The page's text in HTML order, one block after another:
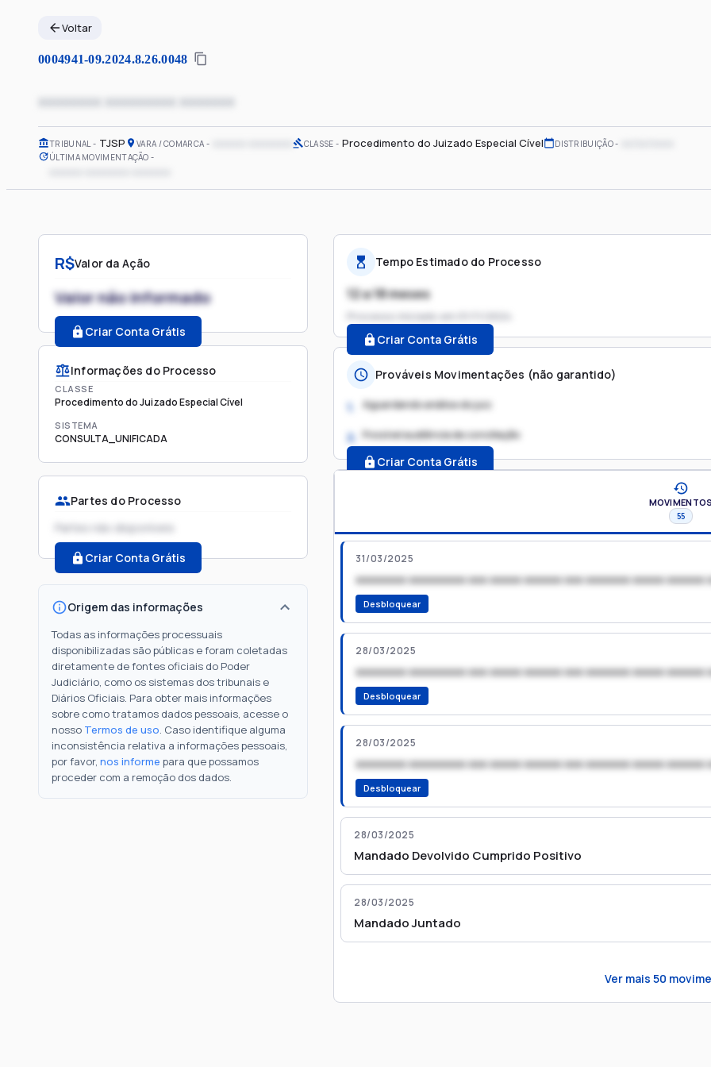
Voltar
0004941-09.2024.8.26.0048
xxxxxxxx xxxxxxxxx xxxxxxx
TRIBUNAL TJSP VARA / COMARCA CLASSE Procedimento do Juizado Especial Cível DISTRIBUIÇÃO
ÚLTIMA MOVIMENTAÇÃO
R$Valor da Ação
Valor não informado
Criar Conta Grátis
Informações do Processo
CLASSE
Procedimento do Juizado Especial Cível
SISTEMA
CONSULTA_UNIFICADA
Partes do Processo
Partes não disponíveis
Criar Conta Grátis
Origem das informações
Todas as informações processuais
disponibilizadas são públicas e foram coletadas
diretamente de fontes oficiais do Poder
Judiciário, como os sistemas dos tribunais e
Diários Oficiais. Para obter mais informações
sobre como tratamos dados pessoais, acesse o
nosso Termos de uso. Caso identifique alguma
inconsistência relativa a informações pessoais,
por favor, nos informe para que possamos
proceder com a remoção dos dados.
Tempo Estimado do Processo
12 a 18 meses
Processo iniciado em
Criar Conta Grátis
Prováveis Movimentações (não garantido)
1. Aguardando análise do juiz
2. Possível audiência de conciliação
Criar Conta Grátis
MOVIMENTOS
55
31/03/2025
xxxxxxxx xxxxxxxxx xxx xxxxx xxxxxx xxx xxxxxxx xxxxx xxxxxx
Desbloquear
28/03/2025
xxxxxxxx xxxxxxxxx xxx xxxxx xxxxxx xxx xxxxxxx xxxxx xxxxxx
Desbloquear
28/03/2025
xxxxxxxx xxxxxxxxx xxx xxxxx xxxxxx xxx xxxxxxx xxxxx xxxxxx
Desbloquear
28/03/2025
Mandado Devolvido Cumprido Positivo
28/03/2025
Mandado Juntado
Ver mais 50